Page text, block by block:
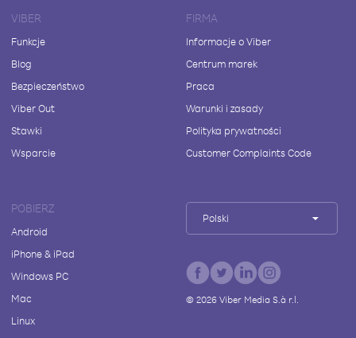
VIBER
Funkcje
Blog
Bezpieczeństwo
Viber Out
Stawki
Wsparcie
FIRMA
Informacje o Viber
Centrum marek
Praca
Warunki i zasady
Polityka prywatności
Customer Complaints Code
POBIERZ
Android
iPhone & iPad
Windows PC
Mac
Linux
Polski
© 2026Viber Media S.à r.l.